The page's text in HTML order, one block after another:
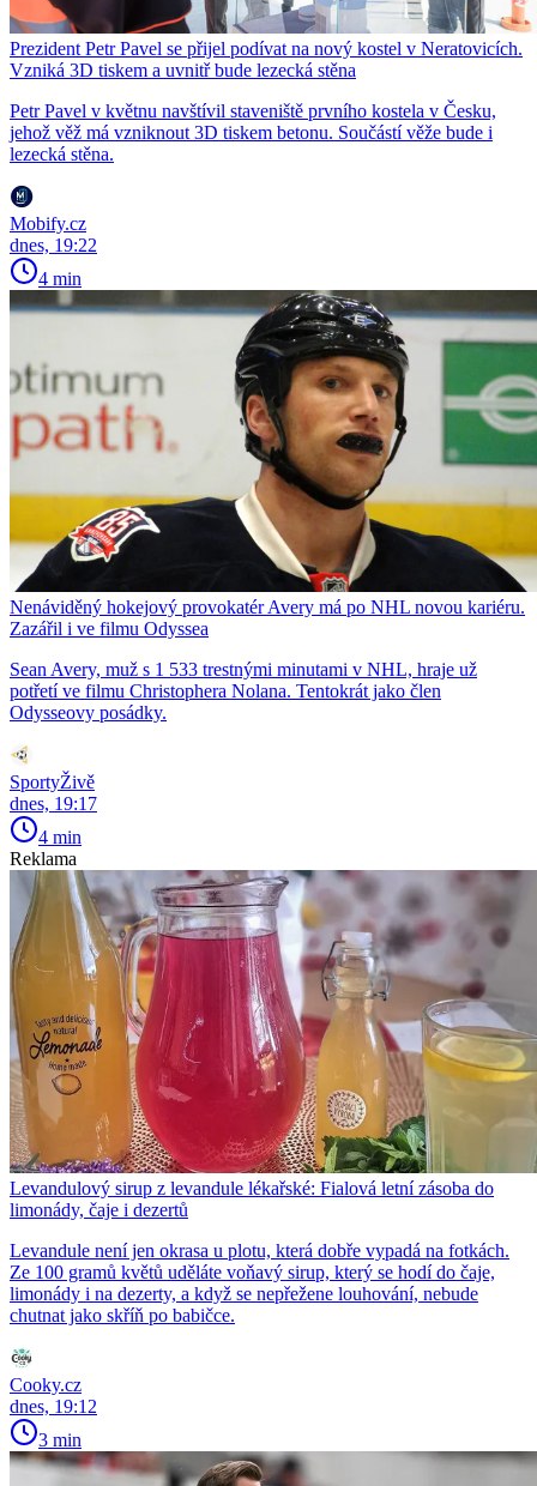
Prezident Petr Pavel se přijel podívat na nový kostel v Neratovicích.
Vzniká 3D tiskem a uvnitř bude lezecká stěna
Petr Pavel v květnu navštívil staveniště prvního kostela v Česku,
jehož věž má vzniknout 3D tiskem betonu. Součástí věže bude i
lezecká stěna.
Mobify.cz
dnes, 19:22
4 min
Nenáviděný hokejový provokatér Avery má po NHL novou kariéru.
Zazářil i ve filmu Odyssea
Sean Avery, muž s 1 533 trestnými minutami v NHL, hraje už
potřetí ve filmu Christophera Nolana. Tentokrát jako člen
Odysseovy posádky.
SportyŽivě
dnes, 19:17
4 min
Reklama
Levandulový sirup z levandule lékařské: Fialová letní zásoba do
limonády, čaje i dezertů
Levandule není jen okrasa u plotu, která dobře vypadá na fotkách.
Ze 100 gramů květů uděláte voňavý sirup, který se hodí do čaje,
limonády i na dezerty, a když se nepřežene louhování, nebude
chutnat jako skříň po babičce.
Cooky.cz
dnes, 19:12
3 min